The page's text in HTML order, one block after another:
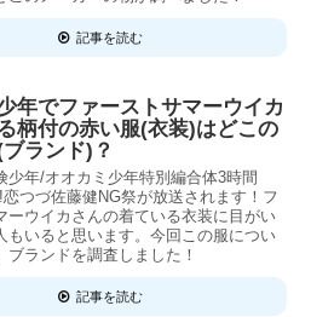
記事を読む
年でファーストサマーウイカ
柄付の赤い服(衣装)はどこの
ランド)？
少年/オオカミ少年特別編合体3時間
つづ佐藤健NG祭が放送されます！フ
ーウイカさんの着ている衣装に目がい
もいると思います。今回この服につい
ブランドを調査しました！
記事を読む